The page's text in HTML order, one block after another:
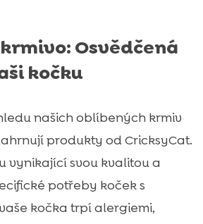
Osvědčená
kočku
našich oblíbených krmiv
produkty od CricksyCat.
vynikající svou kvalitou a
potřeby koček s
kočka trpí alergiemi,